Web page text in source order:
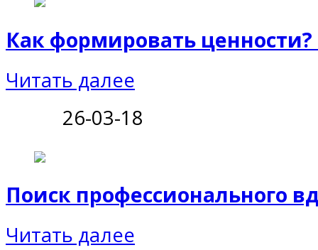
Как формировать
Читать далее
26-03-18
Поиск профессионального
Читать далее